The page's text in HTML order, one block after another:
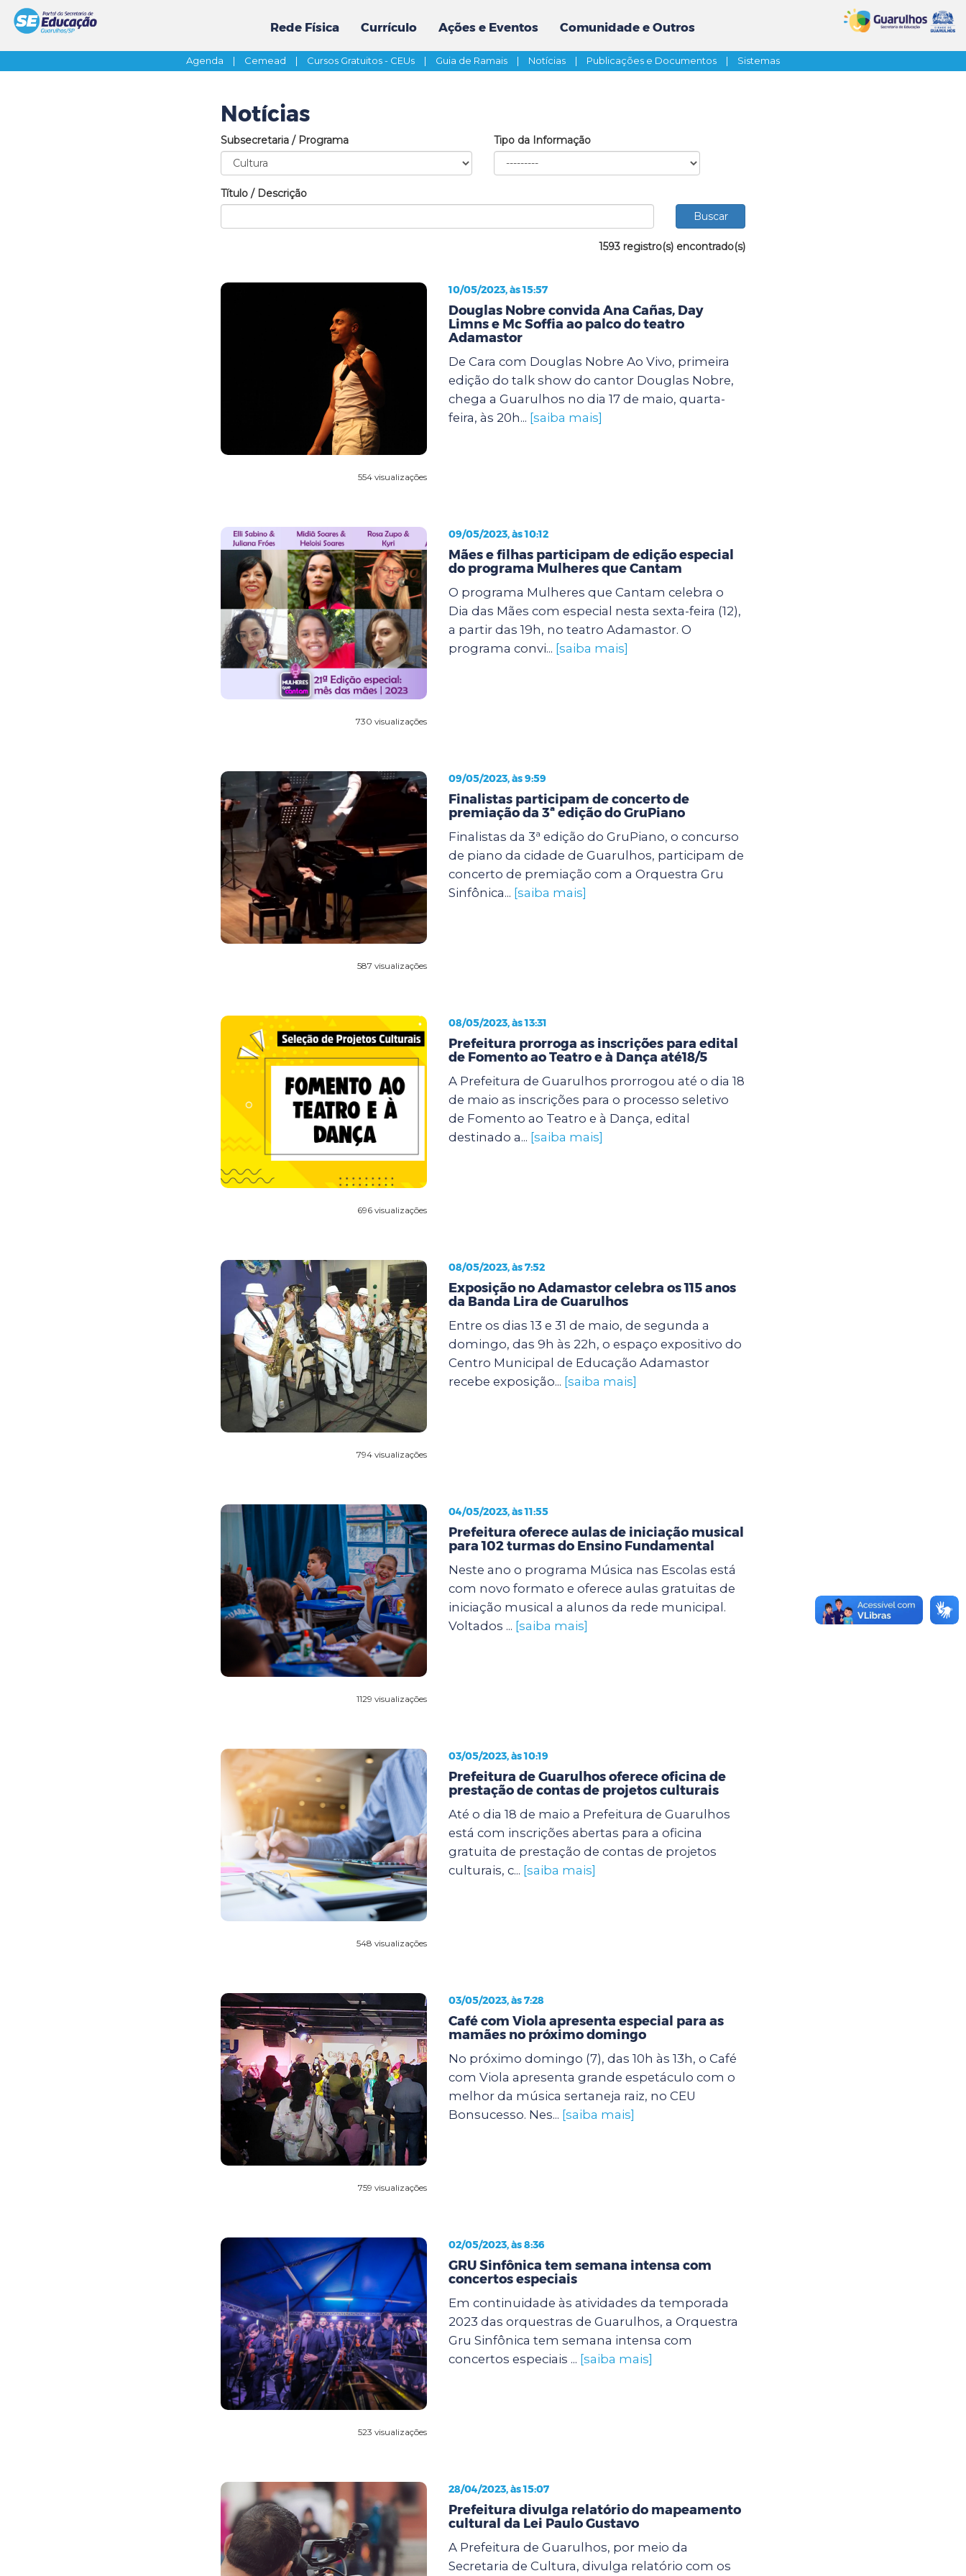
Rede Física Currículo Ações e Eventos Comunidade e Outros
Agenda | Cemead | Cursos Gratuitos - CEUs | Guia de Ramais | Notícias | Publicações e Documentos | Sistemas
Notícias
Subsecretaria / Programa Tipo da Informação
Título / Descrição
1593 registro(s) encontrado(s)
554 visualizações
10/05/2023, às 15:57
Douglas Nobre convida Ana Cañas, Day
Limns e Mc Soffia ao palco do teatro
Adamastor
De Cara com Douglas Nobre Ao Vivo, primeira
edição do talk show do cantor Douglas Nobre,
chega a Guarulhos no dia 17 de maio, quarta-
feira, às 20h... [saiba mais]
730 visualizações
09/05/2023, às 10:12
Mães e filhas participam de edição especial
do programa Mulheres que Cantam
O programa Mulheres que Cantam celebra o
Dia das Mães com especial nesta sexta-feira (12),
a partir das 19h, no teatro Adamastor. O
programa convi... [saiba mais]
587 visualizações
09/05/2023, às 9:59
Finalistas participam de concerto de
premiação da 3ª edição do GruPiano
Finalistas da 3ª edição do GruPiano, o concurso
de piano da cidade de Guarulhos, participam de
concerto de premiação com a Orquestra Gru
Sinfônica... [saiba mais]
696 visualizações
08/05/2023, às 13:31
Prefeitura prorroga as inscrições para edital
de Fomento ao Teatro e à Dança até18/5
A Prefeitura de Guarulhos prorrogou até o dia 18
de maio as inscrições para o processo seletivo
de Fomento ao Teatro e à Dança, edital
destinado a... [saiba mais]
794 visualizações
08/05/2023, às 7:52
Exposição no Adamastor celebra os 115 anos
da Banda Lira de Guarulhos
Entre os dias 13 e 31 de maio, de segunda a
domingo, das 9h às 22h, o espaço expositivo do
Centro Municipal de Educação Adamastor
recebe exposição... [saiba mais]
1129 visualizações
04/05/2023, às 11:55
Prefeitura oferece aulas de iniciação musical
para 102 turmas do Ensino Fundamental
Neste ano o programa Música nas Escolas está
com novo formato e oferece aulas gratuitas de
iniciação musical a alunos da rede municipal.
Voltados ... [saiba mais]
548 visualizações
03/05/2023, às 10:19
Prefeitura de Guarulhos oferece oficina de
prestação de contas de projetos culturais
Até o dia 18 de maio a Prefeitura de Guarulhos
está com inscrições abertas para a oficina
gratuita de prestação de contas de projetos
culturais, c... [saiba mais]
759 visualizações
03/05/2023, às 7:28
Café com Viola apresenta especial para as
mamães no próximo domingo
No próximo domingo (7), das 10h às 13h, o Café
com Viola apresenta grande espetáculo com o
melhor da música sertaneja raiz, no CEU
Bonsucesso. Nes... [saiba mais]
523 visualizações
02/05/2023, às 8:36
GRU Sinfônica tem semana intensa com
concertos especiais
Em continuidade às atividades da temporada
2023 das orquestras de Guarulhos, a Orquestra
Gru Sinfônica tem semana intensa com
concertos especiais ... [saiba mais]
28/04/2023, às 15:07
Prefeitura divulga relatório do mapeamento
cultural da Lei Paulo Gustavo
A Prefeitura de Guarulhos, por meio da
Secretaria de Cultura, divulga relatório com os